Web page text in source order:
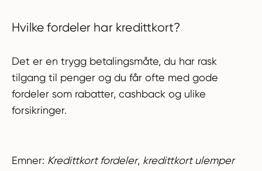
Hvilke fordeler har kredittkort?
Det er en trygg betalingsmåte, du har rask
tilgang til penger og du får ofte med gode
fordeler som rabatter, cashback og ulike
forsikringer.
Emner: Kredittkort fordeler, kredittkort ulemper